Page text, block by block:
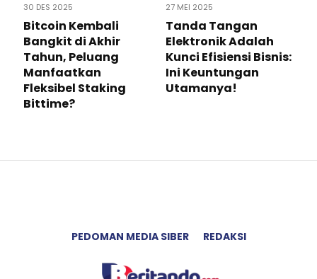
30 DES 2025
Bitcoin Kembali
Bangkit di Akhir
Tahun, Peluang
Manfaatkan
Fleksibel Staking
Bittime?
27 MEI 2025
Tanda Tangan
Elektronik Adalah
Kunci Efisiensi Bisnis:
Ini Keuntungan
Utamanya!
PEDOMAN MEDIA SIBER REDAKSI